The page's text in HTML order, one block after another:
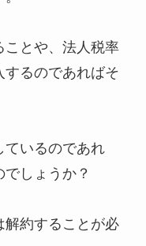
ことや、法人税率
るのであればそ
ているのであれ
しょうか？
解約することが必